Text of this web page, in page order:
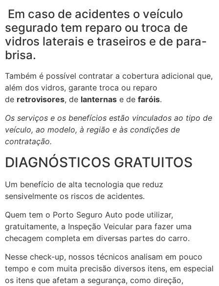
Em caso de acidentes o veículo
segurado tem reparo ou troca de
vidros laterais e traseiros e de para-
brisa.
Também é possível contratar a cobertura adicional que,
além dos vidros, garante troca ou reparo
de retrovisores, de lanternas e de faróis.
Os serviços e os benefícios estão vinculados ao tipo de
veículo, ao modelo, à região e às condições de
contratação.
DIAGNÓSTICOS GRATUITOS
Um benefício de alta tecnologia que reduz
sensivelmente os riscos de acidentes.
Quem tem o Porto Seguro Auto pode utilizar,
gratuitamente, a Inspeção Veicular para fazer uma
checagem completa em diversas partes do carro.
Nesse check-up, nossos técnicos analisam em pouco
tempo e com muita precisão diversos itens, em especial
os itens que afetam a segurança, como direção,